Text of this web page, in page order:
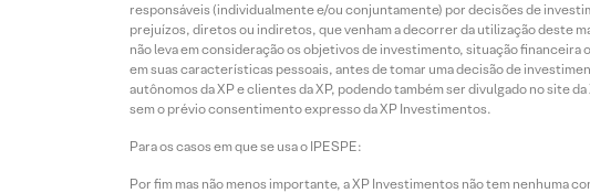
responsáveis (individualmente e/ou conjuntamente) por decisões de
prejuízos, diretos ou indiretos, que venham a decorrer da utilização deste
não leva em consideração os objetivos de investimento, situação
em suas características pessoais, antes de tomar uma decisão de
autônomos da XP e clientes da XP, podendo também ser divulgado no site
sem o prévio consentimento expresso da XP Investimentos.
Para os casos em que se usa o IPESPE:
Por fim mas não menos importante, a XP Investimentos não tem nenhuma